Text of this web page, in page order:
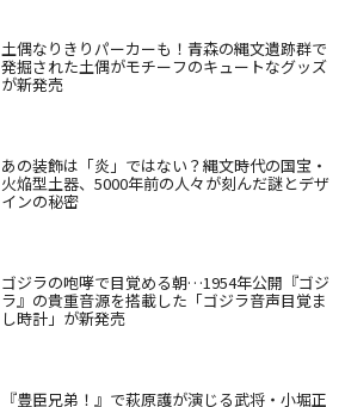
土偶なりきりパーカーも！青森の縄文遺跡群で
発掘された土偶がモチーフのキュートなグッズ
が新発売
あの装飾は「炎」ではない？縄文時代の国宝・
火焔型土器、5000年前の人々が刻んだ謎とデザ
インの秘密
ゴジラの咆哮で目覚める朝…1954年公開『ゴジ
ラ』の貴重音源を搭載した「ゴジラ音声目覚ま
し時計」が新発売
『豊臣兄弟！』で萩原護が演じる武将・小堀正